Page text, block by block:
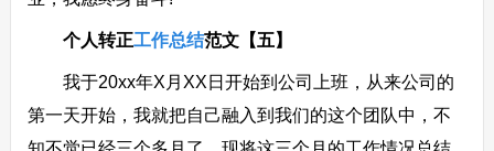
个人转正工作总结范文【五】
我于20xx年X月XX日开始到公司上班，从来公司的
第一天开始，我就把自己融入到我们的这个团队中，不